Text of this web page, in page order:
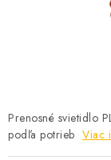
BATÉRIE A
ELEKTRICKÉ
SVIETIDLÁ A
Prenosné svietidlo
podľa potrieb Viac